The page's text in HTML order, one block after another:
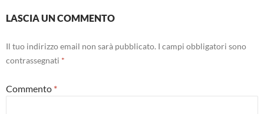
LASCIA UN COMMENTO
Il tuo indirizzo email non sarà pubblicato. I campi obbligatori sono
contrassegnati *
Commento *